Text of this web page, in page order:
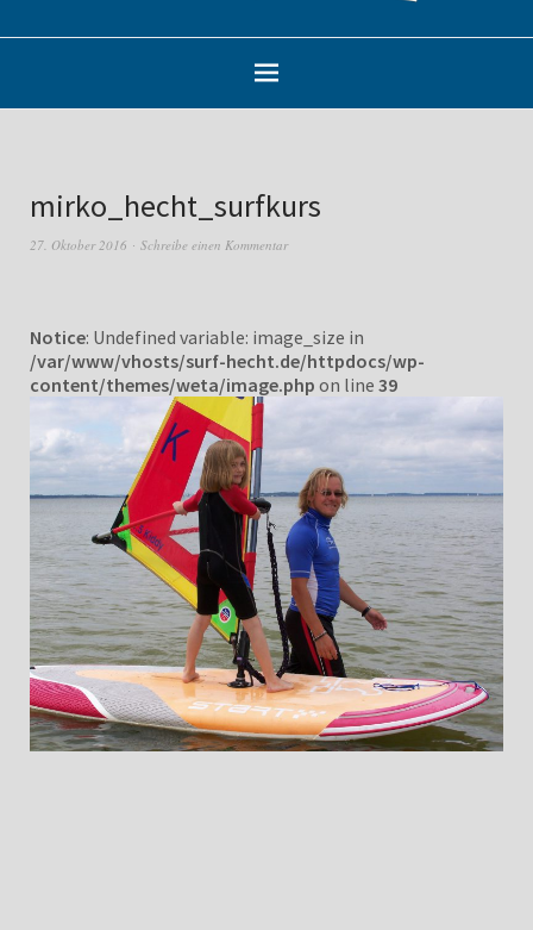
mirko_hecht_surfkurs
27. Oktober 2016 Schreibe einen Kommentar
Notice: Undefined variable: image_size in
/var/www/vhosts/surf-hecht.de/httpdocs/wp-
content/themes/weta/image.php on line 39